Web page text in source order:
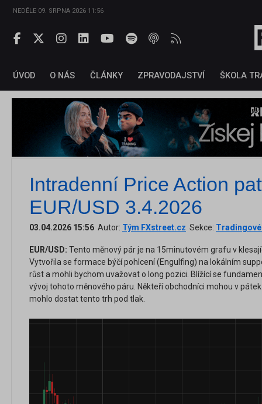
NEDĚLE 09. SRPNA 2026 11:56
ÚVOD O NÁS ČLÁNKY ZPRAVODAJSTVÍ ŠKOLA
Intradenní Price Action
EUR/USD 3.4.2026
03.04.2026 15:56 Autor: Tým FXstreet.cz Sekce: Tradingové
EUR/USD: Tento měnový pár je na 15minutovém grafu v
Vytvořila se formace býčí pohlcení (Engulfing) na lokálním
růst a mohli bychom uvažovat o long pozici. Blížící se
vývoj tohoto měnového páru. Někteří obchodníci mohou v
mohlo dostat tento trh pod tlak.